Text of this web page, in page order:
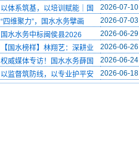
以体系筑基，以培训赋能｜国
2026-07-10
“四维聚力”，国水水务擘画
2026-07-03
国水水务中标闽侯县2026
2026-06-29
【国水榜样】林翔艺：深耕业
2026-06-26
权威媒体专访！国水水务薛国
2026-06-24
以监督筑防线，以专业护平安
2026-06-18